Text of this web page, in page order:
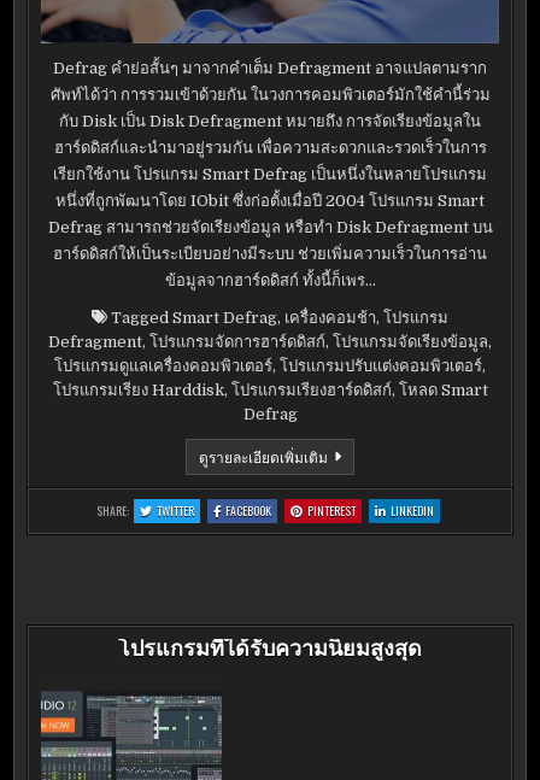
Defrag คำย่อสั้นๆ มาจากคำเต็ม Defragment อาจแปลตามราก
ศัพท์ได้ว่า การรวมเข้าด้วยกัน ในวงการคอมพิวเตอร์มักใช้คำนี้ร่วม
กับ Disk เป็น Disk Defragment หมายถึง การจัดเรียงข้อมูลใน
ฮาร์ดดิสก์และนำมาอยู่รวมกัน เพื่อความสะดวกและรวดเร็วในการ
เรียกใช้งาน โปรแกรม Smart Defrag เป็นหนึ่งในหลายโปรแกรม
หนึ่งที่ถูกพัฒนาโดย IObit ซึ่งก่อตั้งเมื่อปี 2004 โปรแกรม Smart
Defrag สามารถช่วยจัดเรียงข้อมูล หรือทำ Disk Defragment บน
ฮาร์ดดิสก์ให้เป็นระเบียบอย่างมีระบบ ช่วยเพิ่มความเร็วในการอ่าน
ข้อมูลจากฮาร์ดดิสก์ ทั้งนี้ก็เพร…
Tagged Smart Defrag, เครื่องคอมช้า, โปรแกรม
Defragment, โปรแกรมจัดการฮาร์ดดิสก์, โปรแกรมจัดเรียงข้อมูล,
โปรแกรมดูแลเครื่องคอมพิวเตอร์, โปรแกรมปรับแต่งคอมพิวเตอร์,
โปรแกรมเรียง Harddisk, โปรแกรมเรียงฮาร์ดดิสก์, โหลด Smart
Defrag
ดูรายละเอียดเพิ่มเติม SMART
DEFRAG
4.2.0.815
SHARE: TWITTER:
SMART
DEFRAG
FACEBOOK:
SMART
DEFRAG
PINTEREST:
SMART
DEFRAG
LINKEDIN:
SMART
DEFRAG
โปรแกรมที่ได้รับความนิยมสูงสุด